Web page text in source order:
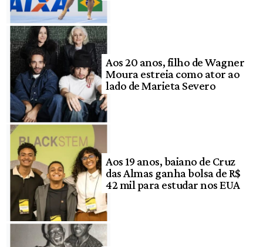
Aos 20 anos, filho de Wagner
Moura estreia como ator ao
lado de Marieta Severo
Aos 19 anos, baiano de Cruz
das Almas ganha bolsa de R$
42 mil para estudar nos EUA